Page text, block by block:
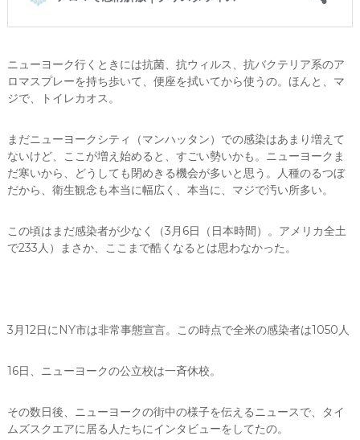
ニューヨーク行くときには抗菌、抗ウィルス、抗バクテリア系のア
ロマスプレーを持ち歩いて、便座を拭いてから使うの。ほんと、マ
ジで、トイレカオス。
まだニューヨークシティ（マンハッタン）での感染はあまり増えて
ないけど、ここが増え始めると、すごい勢いかも。ニューヨークま
だ寒いから、どうしても閉めきる機会が多いと思う。人種のるつぼ
だから、衛生観念も本当に幅広く、本当に、マジで汚い所多い。
この頃はまだ感染者が少なく（3月6日（日本時間）。アメリカ全土
で233人）まさか、ここまで酷くなるとは思わなかった。
3月12日にNY市は非常事態宣言。この時点で全米の感染者は1050人
16日、ニューヨークの公立校は一斉休校。
その数日後、ニューヨークの街中の様子を伝えるニュースで、タイ
ムズスクエアに居る人たちにインタビューをしてたの。